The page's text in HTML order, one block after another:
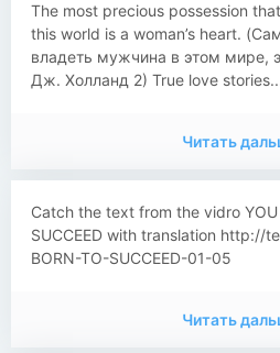
The most precious possession
this world is a woman’s heart.
владеть мужчина в этом мире,
Дж. Холланд 2) True love
Читать
Catch the text from the vidro YOU
SUCCEED with translation http://
BORN-TO-SUCCEED-01-05
Читать